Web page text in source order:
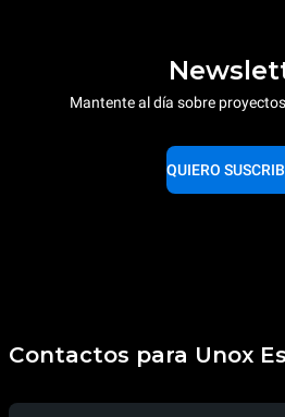
Mantente al día sobre
QUIERO
Contactos para Unox